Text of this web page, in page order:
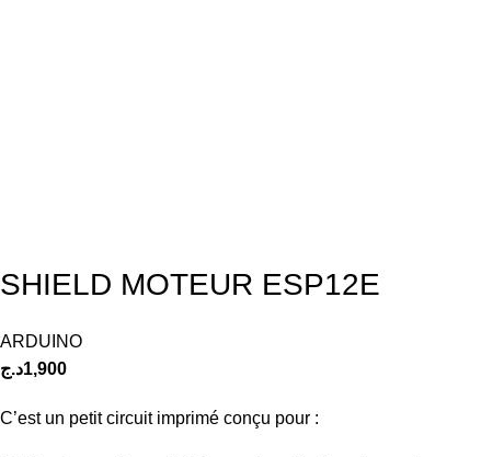
SHIELD MOTEUR ESP12E
ARDUINO
1,900د.ج
C’est un petit circuit imprimé conçu pour :